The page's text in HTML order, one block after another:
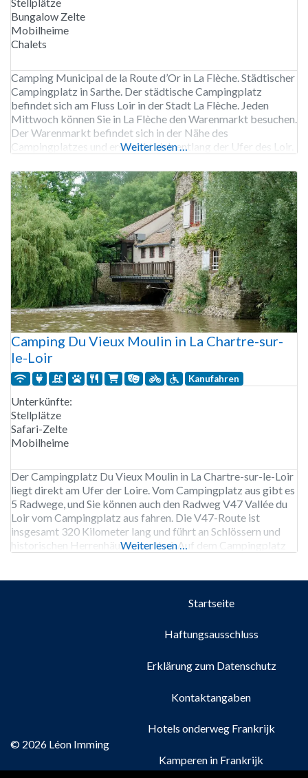
Bungalow Zelte
Mobilheime
Chalets
Camping Municipal de la Route d’Or in La Flèche. Städtischer
Campingplatz in Sarthe. Der städtische Campingplatz
befindet sich am Fluss Loir in der Stadt La Flèche. Jeden
Mittwoch können Sie in La Flèche den Warenmarkt besuchen.
Der Warenmarkt befindet sich in der Nähe des
Campingplatzes und erstreckt sich entlang der Ufer des Loir.
Weiterlesen …
Camping Du Vieux Moulin in La Chartre-sur-
le-Loir
Kanufahren
Unterkünfte:
Stellplätze
Safari-Zelte
Mobilheime
Der Campingplatz Du Vieux Moulin in La Chartre-sur-le-Loir
liegt direkt am Ufer der Loire. Vom Campingplatz aus gibt es
5 Radwege, und Sie können auch den Radweg V47 Vallée du
Loir vom Campingplatz aus fahren. Die V47-Route ist
insgesamt 320 Kilometer lang und führt an Schlössern und
historischen Herrenhäusern vorbei. Auf dem Campingplatz
Weiterlesen …
© 2026 Léon Imming
Startseite
Haftungsausschluss
Erklärung zum Datenschutz
Kontaktangaben
Hotels onderweg Frankrijk
Kamperen in Frankrijk